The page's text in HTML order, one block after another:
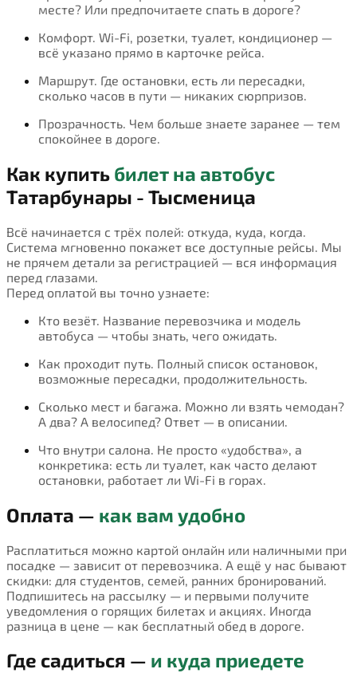
месте? Или предпочитаете спать в дороге?
Комфорт. Wi-Fi, розетки, туалет, кондиционер —
всё указано прямо в карточке рейса.
Маршрут. Где остановки, есть ли пересадки,
сколько часов в пути — никаких сюрпризов.
Прозрачность. Чем больше знаете заранее — тем
спокойнее в дороге.
Как купить билет на автобус
Татарбунары - Тысменица
Всё начинается с трёх полей: откуда, куда, когда.
Система мгновенно покажет все доступные рейсы. Мы
не прячем детали за регистрацией — вся информация
перед глазами.
Перед оплатой вы точно узнаете:
Кто везёт. Название перевозчика и модель
автобуса — чтобы знать, чего ожидать.
Как проходит путь. Полный список остановок,
возможные пересадки, продолжительность.
Сколько мест и багажа. Можно ли взять чемодан?
А два? А велосипед? Ответ — в описании.
Что внутри салона. Не просто «удобства», а
конкретика: есть ли туалет, как часто делают
остановки, работает ли Wi-Fi в горах.
Оплата — как вам удобно
Расплатиться можно картой онлайн или наличными при
посадке — зависит от перевозчика. А ещё у нас бывают
скидки: для студентов, семей, ранних бронирований.
Подпишитесь на рассылку — и первыми получите
уведомления о горящих билетах и акциях. Иногда
разница в цене — как бесплатный обед в дороге.
Где садиться — и куда приедете